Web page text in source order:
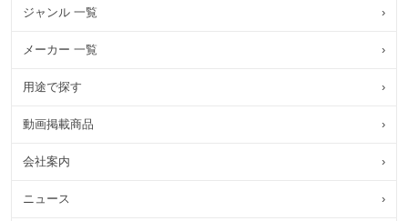
ジャンル 一覧 ›
メーカー 一覧 ›
用途で探す ›
動画掲載商品 ›
会社案内 ›
ニュース ›